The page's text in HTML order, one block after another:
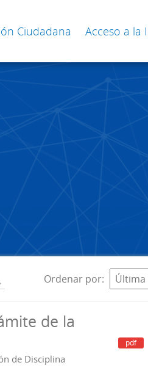
Ciudadana Acceso a la
Ordenar por
de la
de Disciplina
pdf